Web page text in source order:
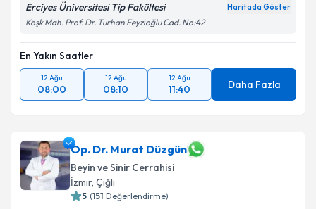
Erciyes Üniversitesi Tip Fakültesi Haritada Göster
Köşk Mah. Prof. Dr. Turhan Feyzioğlu Cad. No:42
En Yakın Saatler
12 Ağu
08:00
12 Ağu
08:10
12 Ağu
11:40 Daha Fazla
Op. Dr. Murat Düzgün
Beyin ve Sinir Cerrahisi
İzmir, Çiğli
5 (151 Değerlendirme)